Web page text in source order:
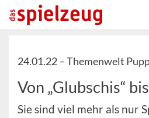
24.01.22 –Themenwelt
Von „Glubschis“
Sie sind viel mehr als nur